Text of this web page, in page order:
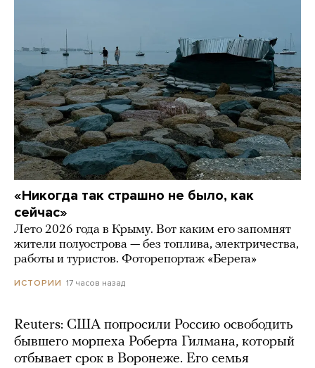
«Никогда так страшно не было, как
сейчас»
Лето 2026 года в Крыму. Вот каким его запомнят
жители полуострова — без топлива, электричества,
работы и туристов. Фоторепортаж «Берега»
ИСТОРИИ 17 часов назад
Reuters: США попросили Россию освободить
бывшего морпеха Роберта Гилмана, который
отбывает срок в Воронеже. Его семья